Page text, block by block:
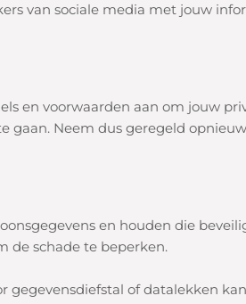
van sociale media met jouw
en voorwaarden aan om jouw
Neem dus geregeld
en houden die
de schade te beperken.
gegevensdiefstal of datalekken